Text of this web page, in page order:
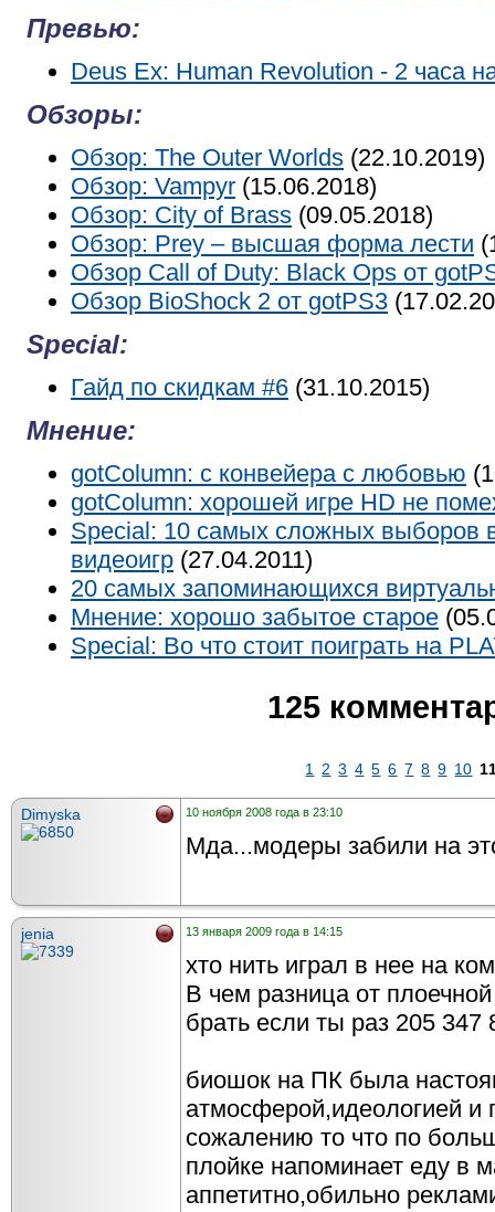
Превью:
Deus Ex: Human Revolution - 2 часа
Обзоры:
Обзор: The Outer Worlds (22.10.2019)
Обзор: Vampyr (15.06.2018)
Обзор: City of Brass (09.05.2018)
Обзор: Prey – высшая форма лести
Обзор Call of Duty: Black Ops от
Обзор BioShock 2 от gotPS3
Special:
Гайд по скидкам #6 (31.10.2015)
Мнение:
gotColumn: с конвейера с любовью
gotColumn: хорошей игре HD не
Special: 10 самых сложных выборов
видеоигр (27.04.2011)
20 самых запоминающихся
Мнение: хорошо забытое старое
Special: Во что стоит поиграть на
125
1 2 3 4 5 6 7 8 9 10
Dimyska 10 ноября 2008 года в 23:10
Мда...модеры забили на
jenia 13 января 2009 года в 14:15
хто нить играл в нее на
В чем разница от
брать если ты раз 205
биошок на ПК была
атмосферой,идеологией и
сожалению то что по
плойке напоминает еду в
аппетитно,обильно